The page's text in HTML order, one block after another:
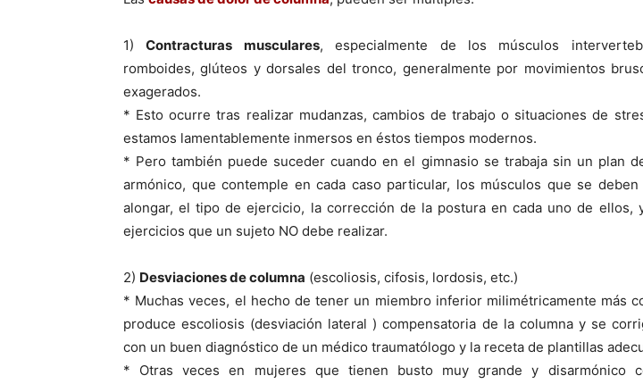
1)Contracturas musculares, especialmente de los músculos
romboides, glúteos y dorsales del tronco, generalmente por movimientos
exagerados.
* Esto ocurre tras realizar mudanzas, cambios de trabajo o situaciones de
estamos lamentablemente inmersos en éstos tiempos modernos.
* Pero también puede suceder cuando en el gimnasio se trabaja sin un plan
armónico, que contemple en cada caso particular, los músculos que se deben
alongar, el tipo de ejercicio, la corrección de la postura en cada uno de ellos,
ejercicios que un sujeto NO debe realizar.
2) Desviaciones de columna (escoliosis, cifosis, lordosis, etc.)
* Muchas veces, el hecho de tener un miembro inferior milimétricamente más
produce escoliosis (desviación lateral ) compensatoria de la columna y se
con un buen diagnóstico de un médico traumatólogo y la receta de plantillas
* Otras veces en mujeres que tienen busto muy grande y disarmónico